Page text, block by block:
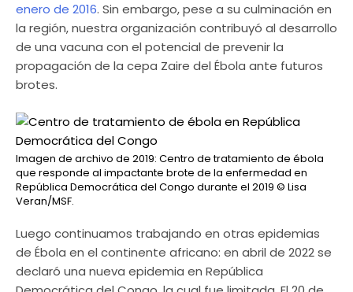
enero de 2016. Sin embargo, pese a su culminación en
la región, nuestra organización contribuyó al desarrollo
de una vacuna con el potencial de prevenir la
propagación de la cepa Zaire del Ébola ante futuros
brotes.
Imagen de archivo de 2019: Centro de tratamiento de ébola
que responde al impactante brote de la enfermedad en
República Democrática del Congo durante el 2019 © Lisa
Veran/MSF.
Luego continuamos trabajando en otras epidemias
de Ébola en el continente africano: en abril de 2022 se
declaró una nueva epidemia en República